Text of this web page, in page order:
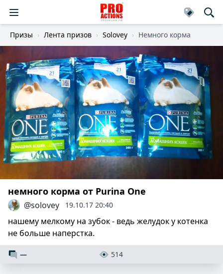
Призы Лента призов Solovey Немного корма
немного корма от Purina One
@solovey 19.10.17 20:40
нашему мелкому на зубок - ведь желудок у котенка
не больше наперстка.
— 514